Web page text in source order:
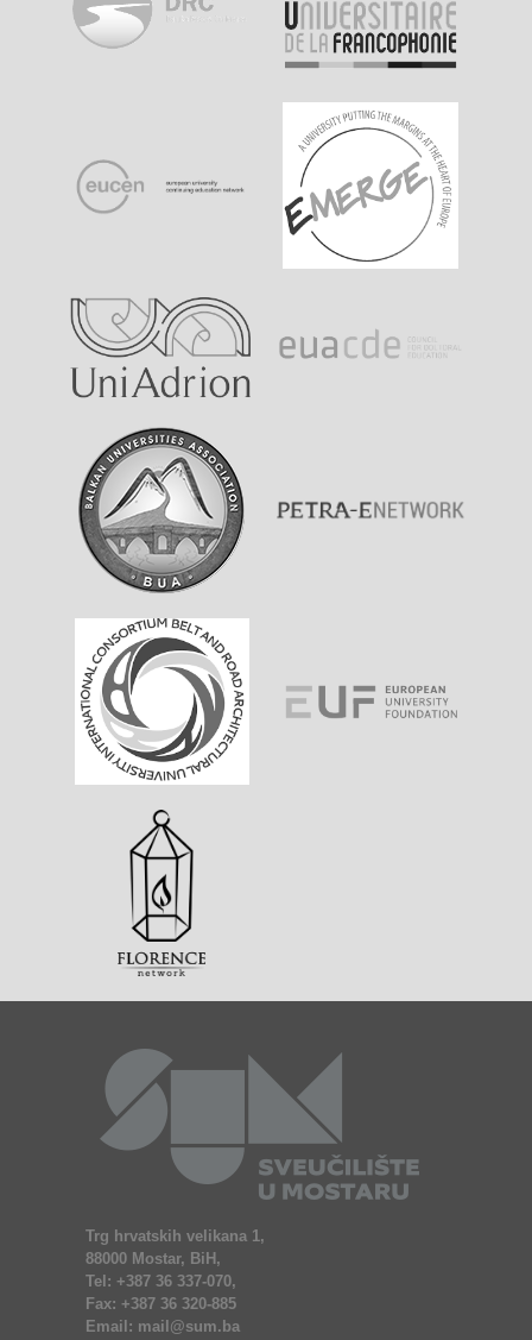
Trg hrvatskih velikana 1,
88000 Mostar, BiH,
Tel: +387 36 337-070,
Fax: +387 36 320-885
Email: mail@sum.ba